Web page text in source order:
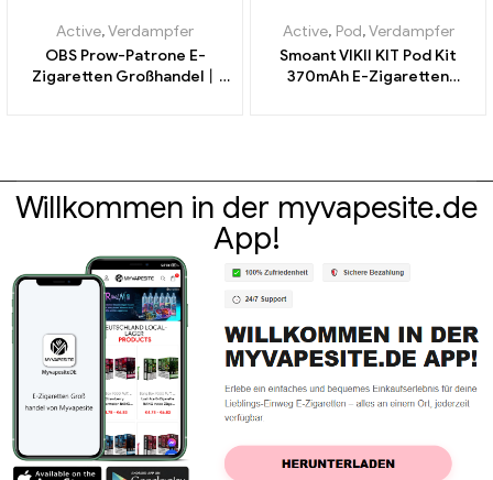
Active,Verdampfer
OBS Prow-Patrone E-
Zigaretten Großhandel丨
Active, Pod,Verdampfer
Smoant VIKII KIT Pod Kit
370mAh E-Zigaretten
Willkommen in der myvapesite.de
App!